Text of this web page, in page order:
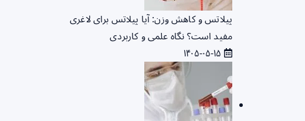
پیلاتس و کاهش وزن: آیا پیلاتس برای لاغری
مفید است؟ نگاه علمی و کاربردی